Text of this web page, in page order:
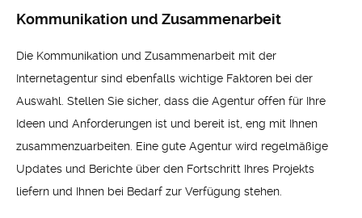
Kommunikation und Zusammenarbeit
Die Kommunikation und Zusammenarbeit mit der
Internetagentur sind ebenfalls wichtige Faktoren bei der
Auswahl. Stellen Sie sicher, dass die Agentur offen für Ihre
Ideen und Anforderungen ist und bereit ist, eng mit Ihnen
zusammenzuarbeiten. Eine gute Agentur wird regelmäßige
Updates und Berichte über den Fortschritt Ihres Projekts
liefern und Ihnen bei Bedarf zur Verfügung stehen.